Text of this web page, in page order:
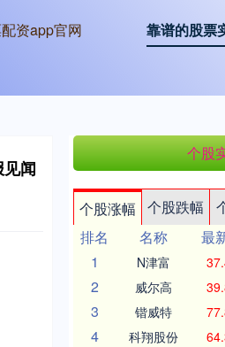
资app官网 靠谱的股票
闻
个股
个股涨幅 个股跌幅
排名
名称 最
1
N津富
2 威尔高
3 锴威特
4 科翔股份